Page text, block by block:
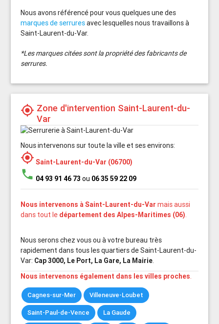
Nous avons référencé pour vous quelques une des
marques de serruresavec lesquelles nous travaillons à
Saint-Laurent-du-Var.
*Les marques citées sont la propriété des fabricants de
serrures.
my_location Zone d'intervention Saint-Laurent-du-
Var
Nous intervenons sur toute la ville et ses environs:
my_location Saint-Laurent-du-Var (06700)
phone 04 93 91 46 73 ou 06 35 59 22 09
Nous intervenons à Saint-Laurent-du-Var mais aussi
dans tout le département des Alpes-Maritimes (06).
Nous serons chez vous ou à votre bureau très
rapidement dans tous les quartiers de Saint-Laurent-du-
Var: Cap 3000, Le Port, La Gare, La Mairie.
Nous intervenons également dans les villes proches.
Cagnes-sur-Mer Villeneuve-Loubet
Saint-Paul-de-Vence La Gaude